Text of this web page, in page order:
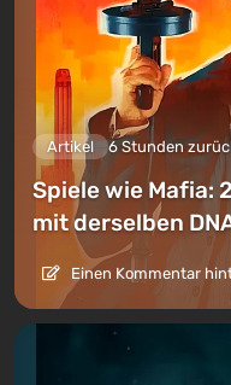
Artikel 6 Stunden
Spiele wie Mafia:
mit derselben
Einen Kommentar